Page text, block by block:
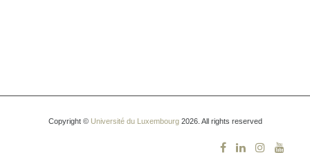
Copyright © Université du Luxembourg2026. All rights reserved